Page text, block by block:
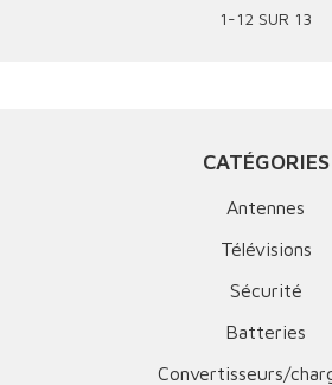
1-12 SUR 13
CATÉGORIES
Antennes
Télévisions
Sécurité
Batteries
Convertisseurs/